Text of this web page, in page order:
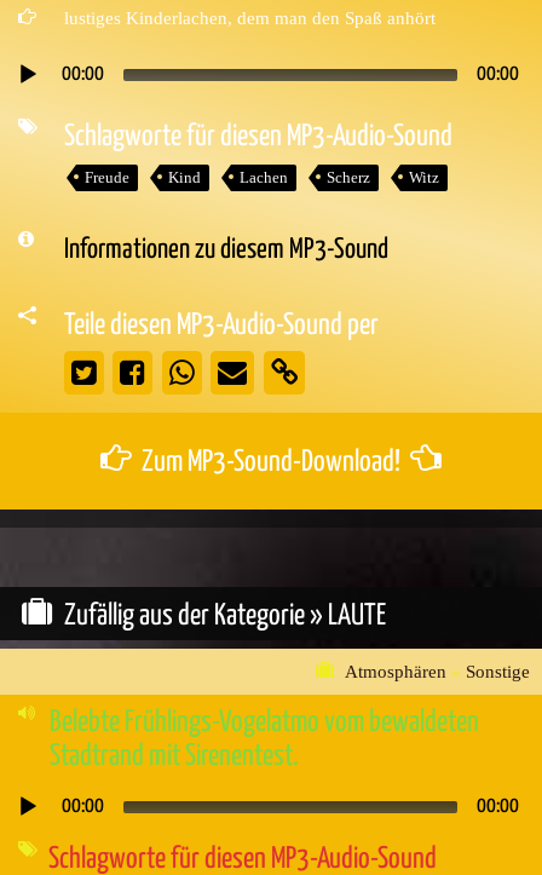
lustiges Kinderlachen, dem man den Spaß anhört
Audio-
00:00 00:00
Schlagworte für diesen MP3-Audio-Sound
Freude Kind Lachen Scherz Witz
Informationen zu diesem MP3-Sound
Teile diesen MP3-Audio-Sound per
Zum MP3-Sound-Download!
Zufällig aus der Kategorie » LAUTE
Atmosphären » Sonstige
Belebte Frühlings-Vogelatmo vom bewaldeten
Stadtrand mit Sirenentest.
Audio-
00:00 00:00
Schlagworte für diesen MP3-Audio-Sound